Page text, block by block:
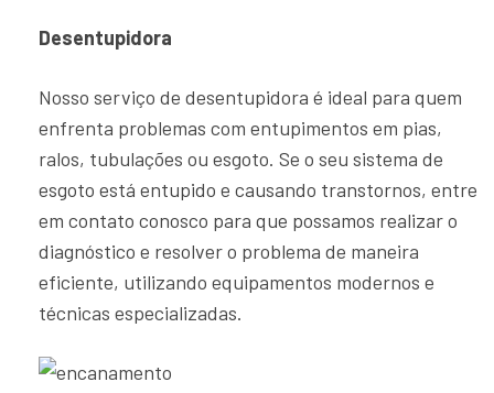
Desentupidora
Nosso serviço de desentupidora é ideal para quem
enfrenta problemas com entupimentos em pias,
ralos, tubulações ou esgoto. Se o seu sistema de
esgoto está entupido e causando transtornos, entre
em contato conosco para que possamos realizar o
diagnóstico e resolver o problema de maneira
eficiente, utilizando equipamentos modernos e
técnicas especializadas.